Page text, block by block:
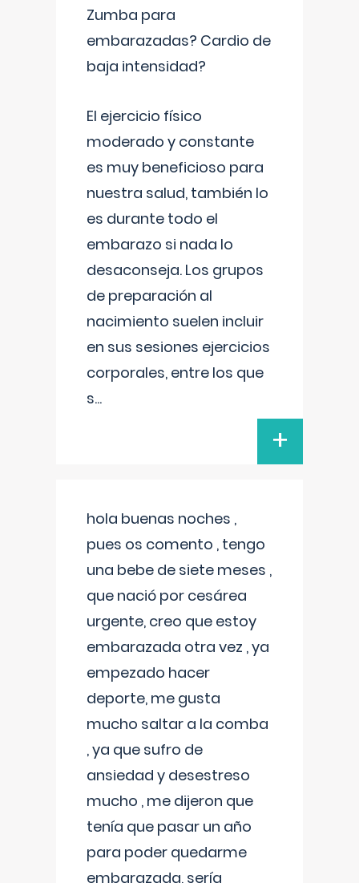
Zumba para
embarazadas? Cardio de
baja intensidad?
El ejercicio físico
moderado y constante
es muy beneficioso para
nuestra salud, también lo
es durante todo el
embarazo si nada lo
desaconseja. Los grupos
de preparación al
nacimiento suelen incluir
en sus sesiones ejercicios
corporales, entre los que
s...
+
hola buenas noches ,
pues os comento , tengo
una bebe de siete meses ,
que nació por cesárea
urgente, creo que estoy
embarazada otra vez , ya
empezado hacer
deporte, me gusta
mucho saltar a la comba
, ya que sufro de
ansiedad y desestreso
mucho , me dijeron que
tenía que pasar un año
para poder quedarme
embarazada, sería